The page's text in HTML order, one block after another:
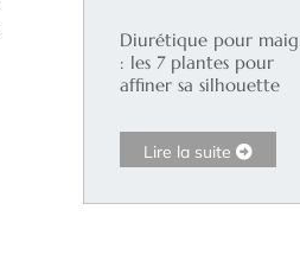
Diurétique pour
: les 7 plantes pour
affiner sa silhouette
Lire la suite